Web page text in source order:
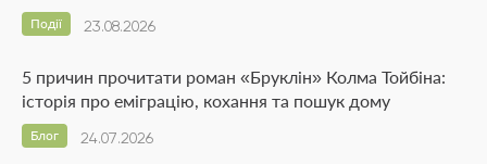
23.08.2026
Події
5 причин прочитати роман «Бруклін» Колма Тойбіна:
історія про еміграцію, кохання та пошук дому
24.07.2026
Блог